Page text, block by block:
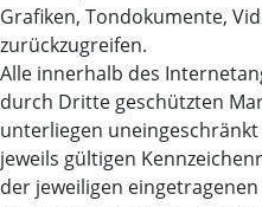
Grafiken, Tondokumente,
zurückzugreifen.
Alle innerhalb des
durch Dritte geschützten
unterliegen
jeweils gültigen
der jeweiligen